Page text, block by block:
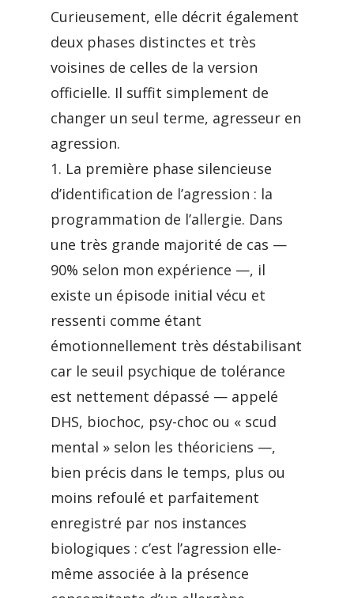
Curieusement, elle décrit également
deux phases distinctes et très
voisines de celles de la version
officielle. Il suffit simplement de
changer un seul terme, agresseur en
agression.
1. La première phase silencieuse
d’identification de l’agression : la
programmation de l’allergie. Dans
une très grande majorité de cas —
90% selon mon expérience —, il
existe un épisode initial vécu et
ressenti comme étant
émotionnellement très déstabilisant
car le seuil psychique de tolérance
est nettement dépassé — appelé
DHS, biochoc, psy-choc ou « scud
mental » selon les théoriciens —,
bien précis dans le temps, plus ou
moins refoulé et parfaitement
enregistré par nos instances
biologiques : c’est l’agression elle-
même associée à la présence